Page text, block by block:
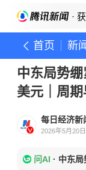
·
首页 新闻
中东局势
美元｜周
每日经济新
2026年5月20
问AI · 中东局